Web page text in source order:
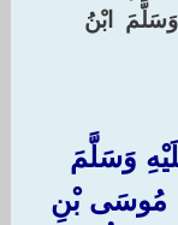
‏ابْنُ
وَسَلَّمَ
‏مُوسَى بْنِ